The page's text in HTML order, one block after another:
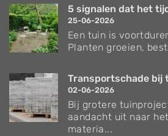
5 signalen dat het
25-06-2026
Een tuin is
Planten groeien,
Transportschade bij
02-06-2026
Bij grotere
aandacht uit naar
materia...